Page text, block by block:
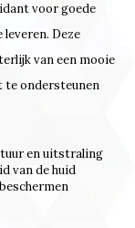
voor goede
Deze
van een mooie
te ondersteunen
en uitstraling
van de huid